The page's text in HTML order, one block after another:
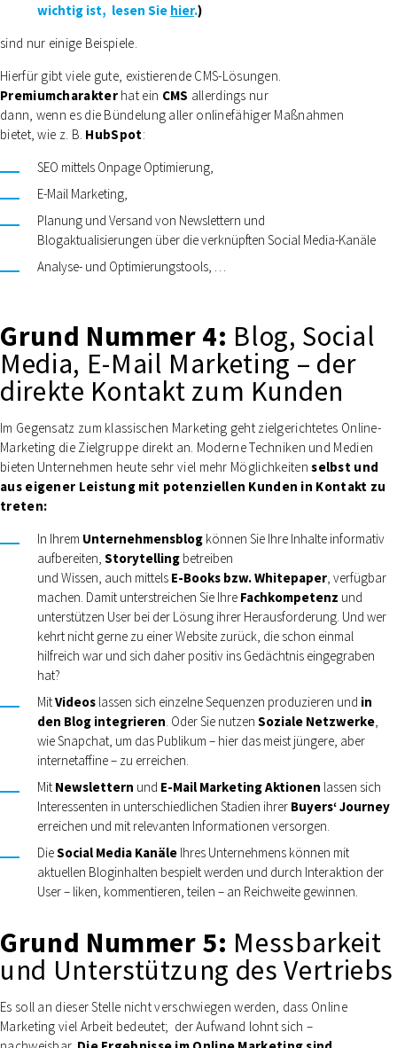
wichtig ist, lesen Sie hier.)
sind nur einige Beispiele.
Hierfür gibt viele gute, existierende CMS-Lösungen.
Premiumcharakterhat ein CMS allerdings nur
dann, wenn es die Bündelung aller onlinefähiger Maßnahmen
bietet, wie z. B. HubSpot:
SEO mittels Onpage Optimierung,
E-Mail Marketing,
Planung und Versand von Newslettern und
Blogaktualisierungen über die verknüpften Social Media-Kanäle
Analyse- und Optimierungstools, …
Grund Nummer 4: Blog, Social
Media, E-Mail Marketing – der
direkte Kontakt zum Kunden
Im Gegensatz zum klassischen Marketing geht zielgerichtetes Online-
Marketing die Zielgruppe direkt an. Moderne Techniken und Medien
bieten Unternehmen heute sehr viel mehr Möglichkeitenselbst und
aus eigener Leistung mit potenziellen Kunden in Kontakt zu
treten:
In Ihrem Unternehmensblog können Sie Ihre Inhalte informativ
aufbereiten, Storytelling betreiben
und Wissen, auch mittels E-Books bzw. Whitepaper , verfügbar
machen. Damit unterstreichen Sie Ihre Fachkompetenz und
unterstützen User bei der Lösung ihrer Herausforderung. Und wer
kehrt nicht gerne zu einer Website zurück, die schon einmal
hilfreich war und sich daher positiv ins Gedächtnis eingegraben
hat?
MitVideos lassen sich einzelne Sequenzen produzieren und in
den Blog integrieren . Oder Sie nutzen Soziale Netzwerke
wie Snapchat, um das Publikum – hier das meist jüngere, aber
internetaffine – zu erreichen.
Mit Newslettern und E-Mail Marketing Aktionen lassen sich
Interessenten in unterschiedlichen Stadien ihrer Buyers‘ Journey
erreichen und mit relevanten Informationen versorgen.
DieSocial Media Kanäle Ihres Unternehmens können mit
aktuellen Bloginhalten bespielt werden und durch Interaktion der
User – liken, kommentieren, teilen – an Reichweite gewinnen.
Grund Nummer 5: Messbarkeit
und Unterstützung des Vertriebs
Es soll an dieser Stelle nicht verschwiegen werden, dass Online
Marketing viel Arbeit bedeutet; der Aufwand lohnt sich –